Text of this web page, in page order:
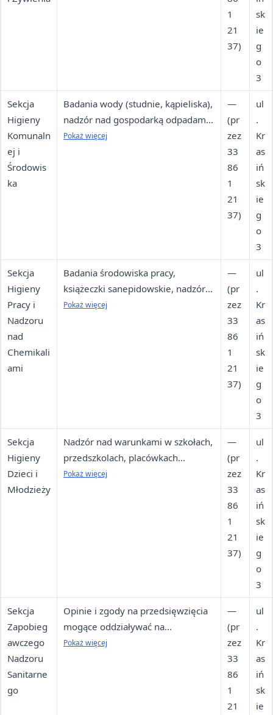
1
21
37)
sk
ie
g
o
3
Sekcja
Higieny
Komunaln
ej i
Środowis
ka
Badania wody (studnie, kąpieliska),
nadzór nad gospodarką odpadami,
warunki sanitarne w miejscach
Pokaż więcej
—
(pr
zez
33
86
1
21
37)
ul
.
Kr
as
iń
sk
ie
g
o
3
Sekcja
Higieny
Pracy i
Nadzoru
nad
Chemikali
ami
Badania środowiska pracy,
książeczki sanepidowskie, nadzór
nad substancjami chemicznymi,
Pokaż więcej
—
(pr
zez
33
86
1
21
37)
ul
.
Kr
as
iń
sk
ie
g
o
3
Sekcja
Higieny
Dzieci i
Młodzieży
Nadzór nad warunkami w szkołach,
przedszkolach, placówkach
opiekuńczych; badania sanitarne
Pokaż więcej
—
(pr
zez
33
86
1
21
37)
ul
.
Kr
as
iń
sk
ie
g
o
3
Sekcja
Zapobieg
awczego
Nadzoru
Sanitarne
go
Opinie i zgody na przedsięwzięcia
mogące oddziaływać na
środowisko i zdrowie; nadzór
Pokaż więcej
—
(pr
zez
33
86
1
21
ul
.
Kr
as
iń
sk
ie